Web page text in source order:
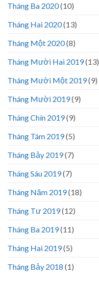
Tháng Ba 2020(10)
Tháng Hai 2020(13)
Tháng Một 2020(8)
Tháng Mười Hai 2019(13)
Tháng Mười Một 2019(9)
Tháng Mười 2019(9)
Tháng Chín 2019(9)
Tháng Tám 2019(5)
Tháng Bảy 2019(7)
Tháng Sáu 2019(7)
Tháng Năm 2019(18)
Tháng Tư 2019(12)
Tháng Ba 2019(11)
Tháng Hai 2019(5)
Tháng Bảy 2018 (1)